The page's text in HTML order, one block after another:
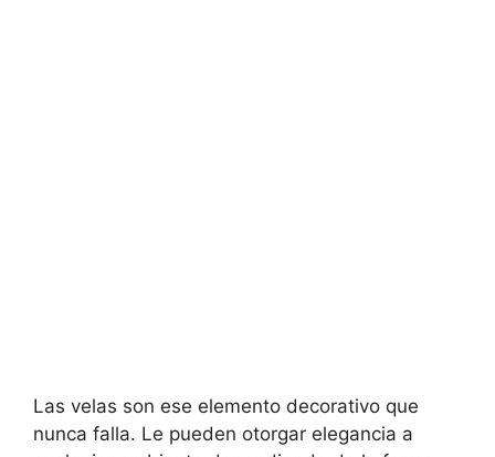
Las velas son ese elemento decorativo que
nunca falla. Le pueden otorgar elegancia a